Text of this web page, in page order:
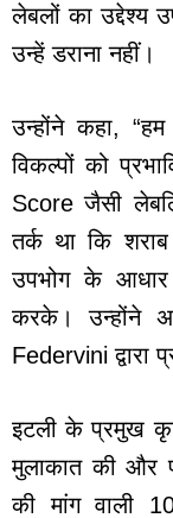
लेबलों का उद्देश्य
उन्हें डराना नहीं।
उन्होंने कहा,
विकल्पों को
Score जैसी
तर्क था कि शराब
उपभोग के
करके। उन्होंने
Federvini द्वारा
इटली के प्रमुख
मुलाकात की और
की मांग वाली 10